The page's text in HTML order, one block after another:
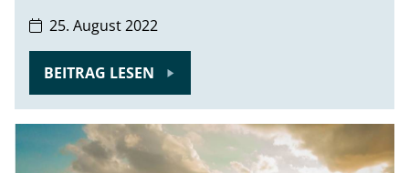
25. August 2022
BEITRAG LESEN